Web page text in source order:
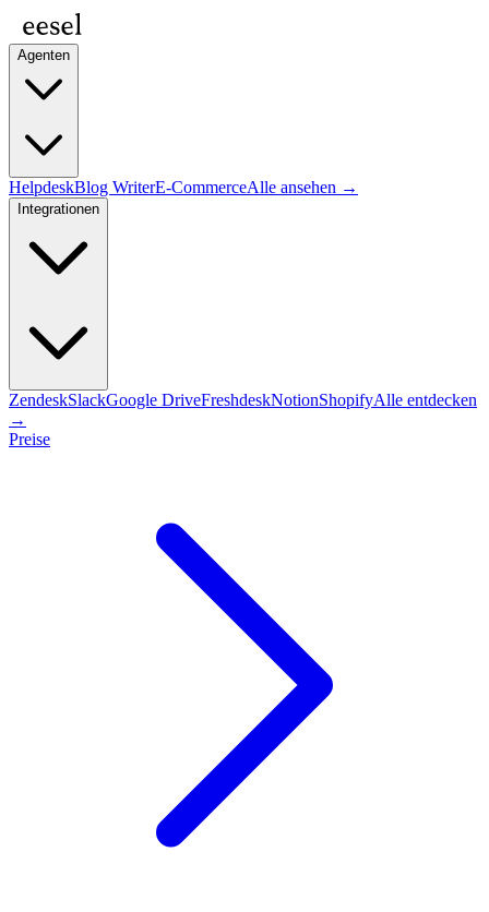
Agenten
HelpdeskBlog WriterE-CommerceAlle ansehen →
Integrationen
ZendeskSlackGoogle DriveFreshdeskNotionShopifyAlle entdecken
→
Preise